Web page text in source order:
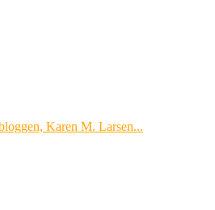
Karen M. Larsen...